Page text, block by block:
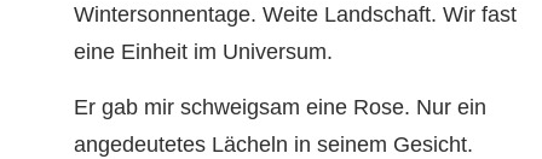
Wintersonnentage. Weite Landschaft. Wir fast
eine Einheit im Universum.
Er gab mir schweigsam eine Rose. Nur ein
angedeutetes Lächeln in seinem Gesicht.